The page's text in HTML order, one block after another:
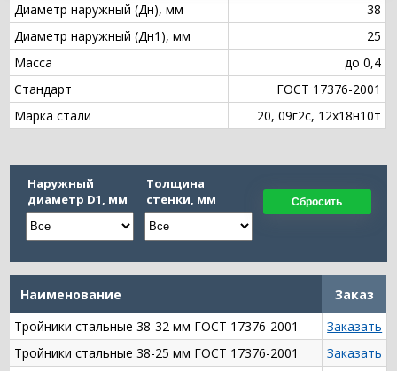
Диаметр наружный (Дн), мм
38
Диаметр наружный (Дн1), мм
25
Масса
до 0,4
Стандарт
ГОСТ 17376-2001
Марка стали
20, 09г2с, 12х18н10т
Наружный
диаметр D1, мм
Толщина
стенки, мм
Сбросить
Наименование
Заказ
Тройники стальные 38-32 мм ГОСТ 17376-2001
Заказать
Тройники стальные 38-25 мм ГОСТ 17376-2001
Заказать